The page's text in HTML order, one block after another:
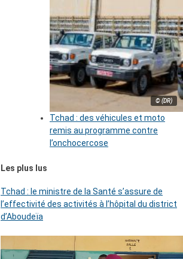
© (DR)
Tchad : des véhicules et moto
remis au programme contre
l’onchocercose
Les plus lus
Tchad : le ministre de la Santé s’assure de
l’effectivité des activités à l’hôpital du district
d’Aboudeïa